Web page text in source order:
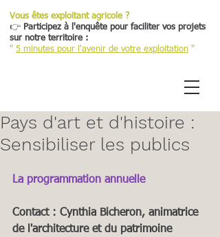
Vous êtes exploitant agricole ?
👉 Participez à l'enquête pour faciliter vos projets
sur notre territoire :
" 5 minutes pour l'avenir de votre exploitation "
Pays d'art et d'histoire :
Sensibiliser les publics
La programmation annuelle
Contact : Cynthia Bicheron, animatrice
de l'architecture et du patrimoine